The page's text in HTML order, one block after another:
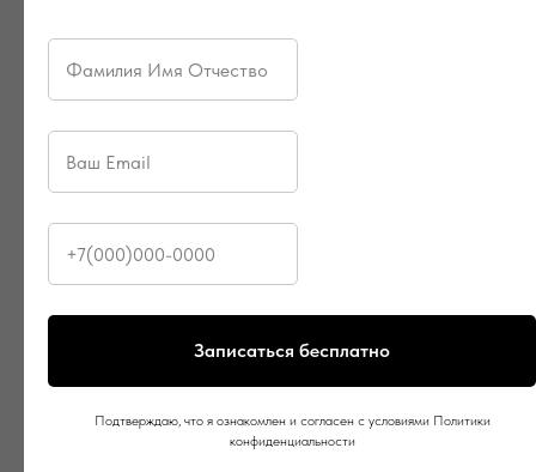
Записаться бесплатно
Подтверждаю, что я ознакомлен и согласен с условиями Политики
конфиденциальности